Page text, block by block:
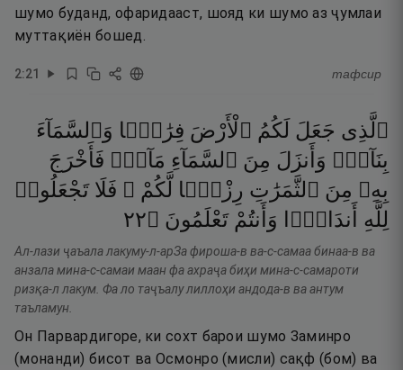
шумо буданд, офаридааст, шояд ки шумо аз ҷумлаи
муттақиён бошед.
2:21 тафсир
ٱلَّذِى جَعَلَ لَكُمُ ٱلْأَرْضَ فِرَٰشًۭا وَٱلسَّمَآءَ
بِنَآءًۭ وَأَنزَلَ مِنَ ٱلسَّمَآءِ مَآءًۭ فَأَخْرَجَ
بِهِۦ مِنَ ٱلثَّمَرَٰتِ رِزْقًۭا لَّكُمْ ۖ فَلَا تَجْعَلُوا۟
لِلَّهِ
أَندَادًۭا وَأَنتُمْ تَعْلَمُونَ ۝٢٢
Ал-лази ҷаъала лакуму-л-арЗа фироша-в ва-с-самаа бинаа-в ва
анзала мина-с-самаи маан фа ахраҷа биҳи мина-с-самароти
ризқа-л лакум. Фа ло таҷъалу лиллоҳи андода-в ва антум
таъламун.
Он Парвардигоре, ки сохт барои шумо Заминро
(монанди) бисот ва Осмонро (мисли) сақф (бом) ва